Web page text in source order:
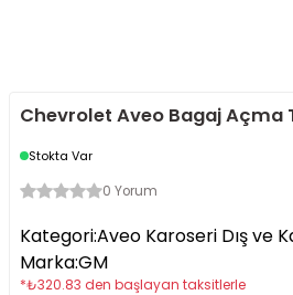
Chevrolet Aveo Bagaj Açma
Stokta Var
0 Yorum
Kategori:Aveo Karoseri Dış ve
Marka:GM
*₺320.83 den başlayan taksitlerle